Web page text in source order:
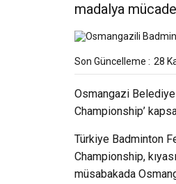
madalya
Son Güncelleme : 28
Osmangazi
Championship’
Türkiye Badminton
Championship,
müsabakada